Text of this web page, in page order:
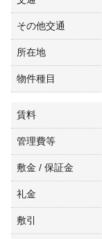
その他交通
所在地
物件種目
賃料
管理費等
敷金 / 保証金
礼金
敷引